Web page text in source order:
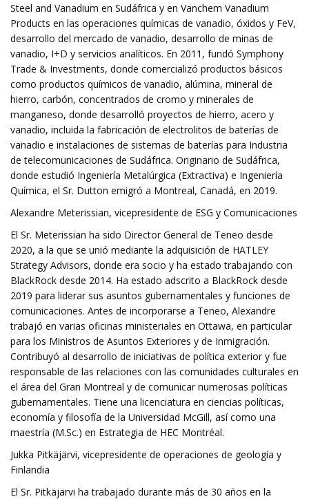
Steel and Vanadium en Sudáfrica y en Vanchem Vanadium
Products en las operaciones químicas de vanadio, óxidos y FeV,
desarrollo del mercado de vanadio, desarrollo de minas de
vanadio, I+D y servicios analíticos. En 2011, fundó Symphony
Trade & Investments, donde comercializó productos básicos
como productos químicos de vanadio, alúmina, mineral de
hierro, carbón, concentrados de cromo y minerales de
manganeso, donde desarrolló proyectos de hierro, acero y
vanadio, incluida la fabricación de electrolitos de baterías de
vanadio e instalaciones de sistemas de baterías para Industria
de telecomunicaciones de Sudáfrica. Originario de Sudáfrica,
donde estudió Ingeniería Metalúrgica (Extractiva) e Ingeniería
Química, el Sr. Dutton emigró a Montreal, Canadá, en 2019.
Alexandre Meterissian, vicepresidente de ESG y Comunicaciones
El Sr. Meterissian ha sido Director General de Teneo desde
2020, a la que se unió mediante la adquisición de HATLEY
Strategy Advisors, donde era socio y ha estado trabajando con
BlackRock desde 2014. Ha estado adscrito a BlackRock desde
2019 para liderar sus asuntos gubernamentales y funciones de
comunicaciones. Antes de incorporarse a Teneo, Alexandre
trabajó en varias oficinas ministeriales en Ottawa, en particular
para los Ministros de Asuntos Exteriores y de Inmigración.
Contribuyó al desarrollo de iniciativas de política exterior y fue
responsable de las relaciones con las comunidades culturales en
el área del Gran Montreal y de comunicar numerosas políticas
gubernamentales. Tiene una licenciatura en ciencias políticas,
economía y filosofía de la Universidad McGill, así como una
maestría (M.Sc.) en Estrategia de HEC Montréal.
Jukka Pitkäjärvi, vicepresidente de operaciones de geología y
Finlandia
El Sr. Pitkäjärvi ha trabajado durante más de 30 años en la